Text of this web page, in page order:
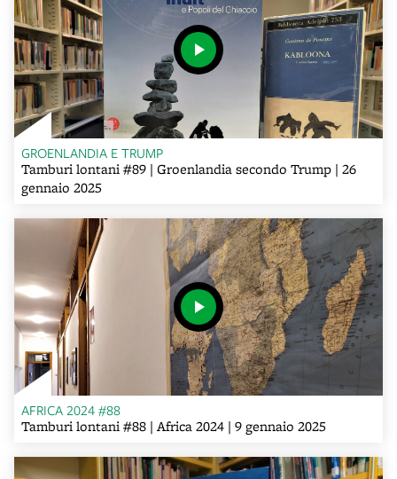
GROENLANDIA E TRUMP
Tamburi lontani #89 | Groenlandia secondo Trump | 26
gennaio 2025
AFRICA 2024 #88
Tamburi lontani #88 | Africa 2024 | 9 gennaio 2025